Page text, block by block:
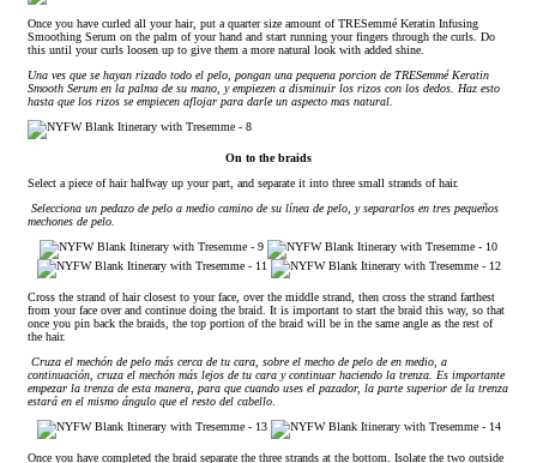
Once you have curled all your hair, put a quarter size amount of TRESemmé Keratin Infusing
Smoothing Serum on the palm of your hand and start running your fingers through the curls. Do
this until your curls loosen up to give them a more natural look with added shine.
Una ves que se hayan rizado todo el pelo, pongan una pequena porcion de TRESemmé Keratin
Smooth Serum en la palma de su mano, y empiezen a disminuir los rizos con los dedos. Haz esto
hasta que los rizos se empiecen aflojar para darle un aspecto mas natural.
On to the braids
Select a piece of hair halfway up your part, and separate it into three small strands of hair.
Selecciona un pedazo de pelo a medio camino de su línea de pelo, y separarlos en tres pequeños
mechones de pelo.
Cross the strand of hair closest to your face, over the middle strand, then cross the strand farthest
from your face over and continue doing the braid. It is important to start the braid this way, so that
once you pin back the braids, the top portion of the braid will be in the same angle as the rest of
the hair.
Cruza el mechón de pelo más cerca de tu cara, sobre el mecho de pelo de en medio, a
continuación, cruza el mechón más lejos de tu cara y continuar haciendo la trenza. Es importante
empezar la trenza de esta manera, para que cuando uses el pazador, la parte superior de la trenza
estará en el mismo ángulo que el resto del cabello
Once you have completed the braid separate the three strands at the bottom. Isolate the two outside